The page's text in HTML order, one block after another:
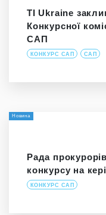
TI Ukraine
Конкурсної
САП
КОНКУРС САП САП
Новина
Рада
конкурсу на
КОНКУРС САП